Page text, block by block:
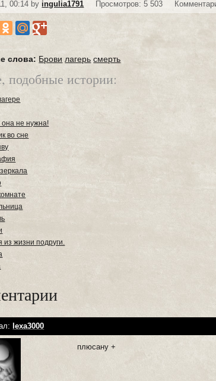
00:14 by ingulia1791 Просмотров: 5 503
слова: Брови лагерь смерть
подобные истории:
она не нужна!
во сне
из жизни подруги.
lexa3000
плюсану +